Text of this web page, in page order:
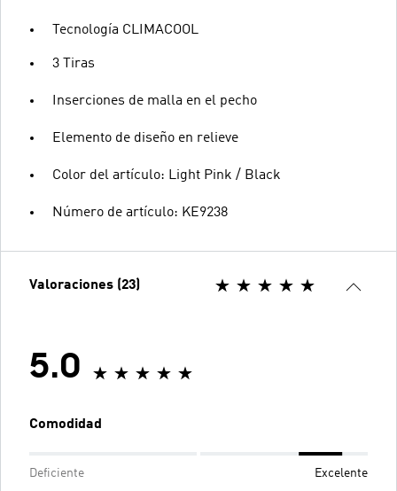
Tecnología CLIMACOOL
3 Tiras
Inserciones de malla en el pecho
Elemento de diseño en relieve
Color del artículo: Light Pink / Black
Número de artículo: KE9238
Valoraciones (23)
5.0
Comodidad
Deficiente Excelente